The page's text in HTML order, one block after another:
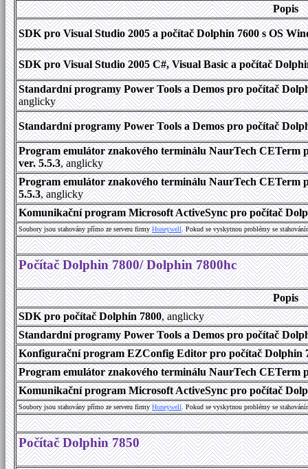
Popis
SDK pro Visual Studio 2005 a počítač Dolphin 7600 s OS
SDK pro Visual Studio 2005 C#, Visual Basic a počítač
Standardní programy Power Tools a Demos pro počítač
anglicky
Standardní programy Power Tools a Demos pro počítač
Program emulátor znakového terminálu NaurTech CETerm
ver. 5.5.3, anglicky
Program emulátor znakového terminálu NaurTech CETerm
5.5.3, anglicky
Komunikační program Microsoft ActiveSync pro počítač
Soubory jsou stahovány přímo ze serveru firmyHoneywell. Pokud se vyskytnou problémy se
Počítač Dolphin 7800/ Dolphin 7800hc
Popis
SDK pro počítač Dolphin 7800, anglicky
Standardní programy Power Tools a Demos pro počítač
Konfigurační program EZConfig Editor pro počítač Dolphin
Program emulátor znakového terminálu NaurTech CETerm
Komunikační program Microsoft ActiveSync pro počítač
Soubory jsou stahovány přímo ze serveru firmyHoneywell. Pokud se vyskytnou problémy se
Počítač Dolphin 7850